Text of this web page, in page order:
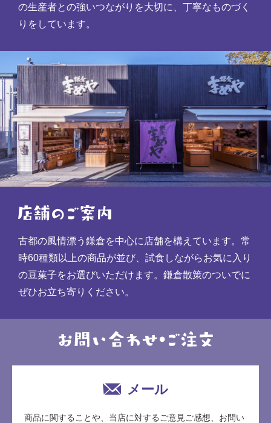
の生産者との強いつながりを大切に、丁寧なものづく
りをしています。
古都の風情漂う鎌倉を中心に店舗を構えています。常
時60種類以上の商品が並び、試食しながらお気に入り
の豆菓子をお選びいただけます。鎌倉散策のついでに
ぜひお立ち寄りください。
メール
商品に関することや、当店に対するご意見ご感想、お問い